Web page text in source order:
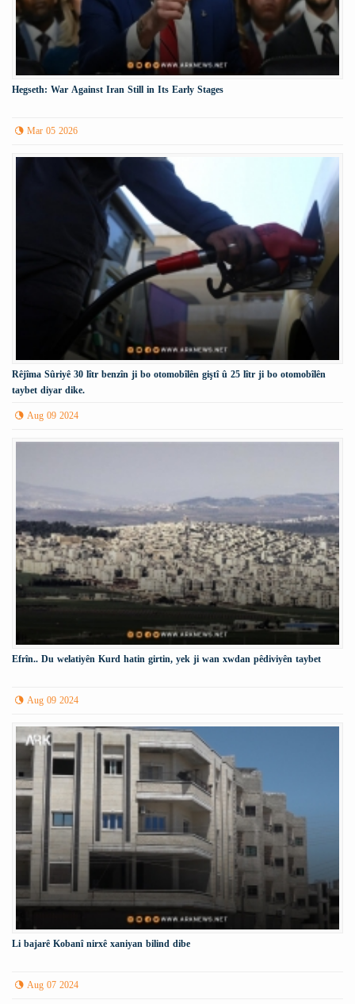
Hegseth: War Against Iran Still in Its Early Stages
Mar 05 2026
Rêjîma Sûriyê 30 lîtr benzîn ji bo otomobîlên giştî û 25 lîtr ji bo otomobîlên
taybet diyar dike.
Aug 09 2024
Efrîn.. Du welatiyên Kurd hatin girtin, yek ji wan xwdan pêdiviyên taybet
Aug 09 2024
Li bajarê Kobanî nirxê xaniyan bilind dibe
Aug 07 2024